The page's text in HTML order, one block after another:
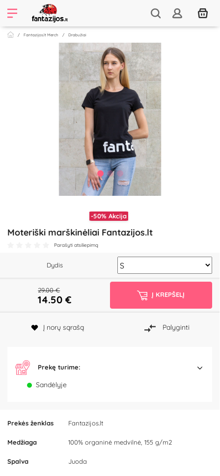
Fantazijos.lt Merch Drabužiai
-50% Akcija
​Moteriški marškinėliai Fantazijos.lt
Parašyti atsiliepimą
Prekės ženklas Fantazijos.lt
Medžiaga 100% organinė medvilnė, 155 g/m2
Spalva Juoda
Dydis
29.00 €
14.50 € Į KREPŠELĮ
Į norų sąrašą Palyginti
Prekę turime:
Sandėlyje